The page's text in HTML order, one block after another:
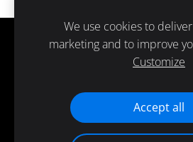
Sīkdatnes
Paldies ka atbalsti
We use cookies to
marketing and to improve
Customize
Accept all